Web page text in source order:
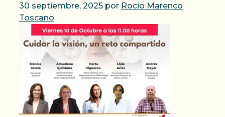
30 septiembre, 2025 por Rocio Marenco
Toscano